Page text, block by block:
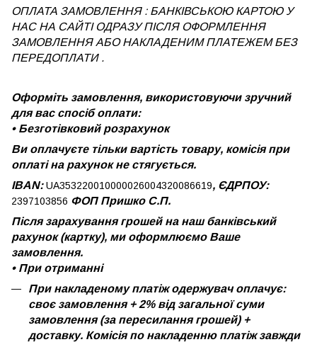
ОПЛАТА ЗАМОВЛЕННЯ : БАНКІВСЬКОЮ КАРТОЮ У
НАС НА САЙТІ ОДРАЗУ ПІСЛЯ ОФОРМЛЕННЯ
ЗАМОВЛЕННЯ АБО НАКЛАДЕНИМ ПЛАТЕЖЕМБЕЗ
ПЕРЕДОПЛАТИ .
Оформіть замовлення, використовуючи зручний
для вас спосіб оплати:
• Безготівковий розрахунок
Ви оплачуєте тільки вартість товару, комісія при
оплаті на рахунок не стягується.
IBAN:UA353220010000026004320086619, ЄДРПОУ:
2397103856 ФОП Пришко С.П.
Після зарахування грошей на наш банківський
рахунок (картку), ми оформлюємо Ваше
замовлення.
•При отриманні
При накладеному платіж одержувач оплачує:
своє замовлення + 2% від загальної суми
замовлення (за пересилання грошей) +
доставку. Комісія по накладенню платіж завжди